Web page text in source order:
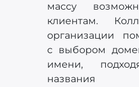
массу
клиентам.
организации
с выбором
имени,
названия